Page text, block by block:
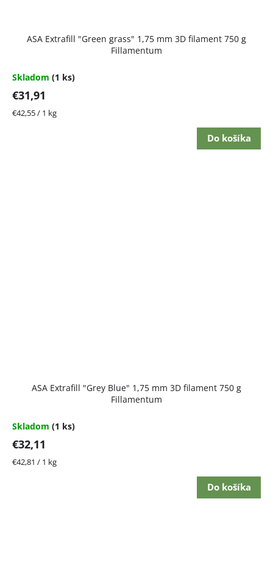
ASA Extrafill "Green grass" 1,75 mm 3D filament 750 g
Fillamentum
Skladom (1 ks)
€31,91
Jednotková
€42,55 / 1 kg
Do košíka
ASA Extrafill "Grey Blue" 1,75 mm 3D filament 750 g
Fillamentum
Skladom (1 ks)
€32,11
Jednotková
€42,81 / 1 kg
Do košíka